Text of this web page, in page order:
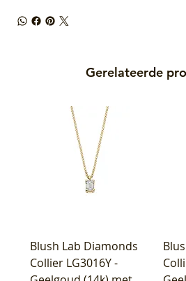
Gerelateerde
Blush Lab Diamonds
Collier LG3016Y -